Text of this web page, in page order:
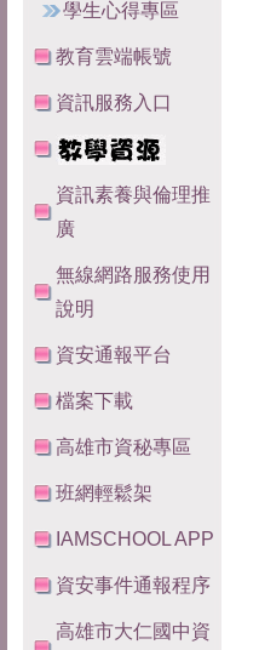
學生心得專區
教育雲端帳號
資訊服務入口
資訊素養與倫理推
廣
無線網路服務使用
說明
資安通報平台
檔案下載
高雄市資秘專區
班網輕鬆架
IAMSCHOOL APP
資安事件通報程序
高雄市大仁國中資